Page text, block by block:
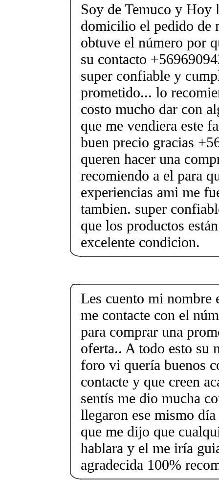
Soy de Temuco y Hoy
domicilio el pedido de
obtuve el número por
su contacto
super confiable y
prometido... lo
costo mucho dar con
que me vendiera este
buen precio gracias
queren hacer una
recomiendo a el para
experiencias ami me
tambien. super
que los productos
excelente condicion.
Les cuento mi nombre
me contacte con el
para comprar una
oferta.. A todo esto su
foro vi quería buenos
contacte y que creen
sentís me dio mucha
llegaron ese mismo
que me dijo que
hablara y el me iría
agradecida 100%